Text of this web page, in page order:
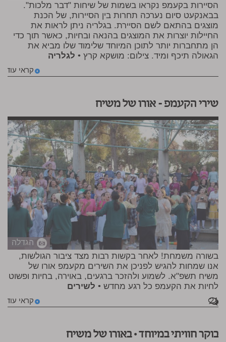
הסיירות בקעמפ נקראו בשמות של שיחות "דבר מלכות".
בבאנקעט סיום נערכה תחרות בין הסיירות, של הכנת
מוצגים בהתאם לשם הסיירת. בגלריה ניתן לראות את
החיילות יוצרות את המוצגים בהנאה ובחיות, כאשר תוך כדי
הן מתחברות יותר לתוכן המיוחד שלימוד שלו מביא את
הגאולה תיכף ומיד. צילום: מושקא קרץ • לגלריה
קראי עוד
שירי הקעמפ – אורו של משיח
הגדלה
בשורה משמחת! לאחר בקשות רבות מצד ציבור הגולשות,
אנו שמחות להגיש לפניכן את השירים מקעמפ אורו של
משיח תשפ"א. לשמוע ולהזכר ברגעים, באוירה, בחיות ופשוט
לחיות את הקעמפ כל רגע מחדש • לשירים
קראי עוד 21
בוקר חוויתי במיוחד • באורו של משיח